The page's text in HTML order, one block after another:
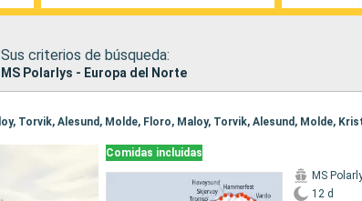
Sus criterios de búsqueda:
MS Polarlys - Europa del Norte
Comidas incluidas
MS
12 d